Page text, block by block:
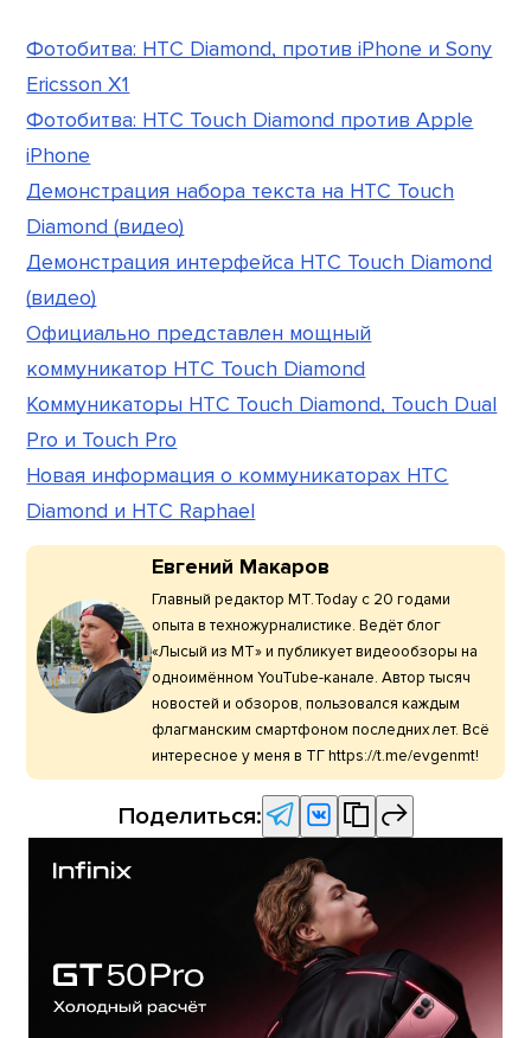
Фотобитва: HTC Diamond, против iPhone и Sony
Ericsson X1
Фотобитва: HTC Touch Diamond против Apple
iPhone
Демонстрация набора текста на HTC Touch
Diamond (видео)
Демонстрация интерфейса HTC Touch Diamond
(видео)
Официально представлен мощный
коммуникатор HTC Touch Diamond
Коммуникаторы HTC Touch Diamond, Touch Dual
Pro и Touch Pro
Новая информация о коммуникаторах HTC
Diamond и HTC Raphael
Евгений Макаров
Главный редактор МТ.Today с 20 годами
опыта в техножурналистике. Ведёт блог
«Лысый из МТ» и публикует видеообзоры на
одноимённом YouTube-канале. Автор тысяч
новостей и обзоров, пользовался каждым
флагманским смартфоном последних лет. Всё
интересное у меня в ТГ https://t.me/evgenmt!
Поделиться: